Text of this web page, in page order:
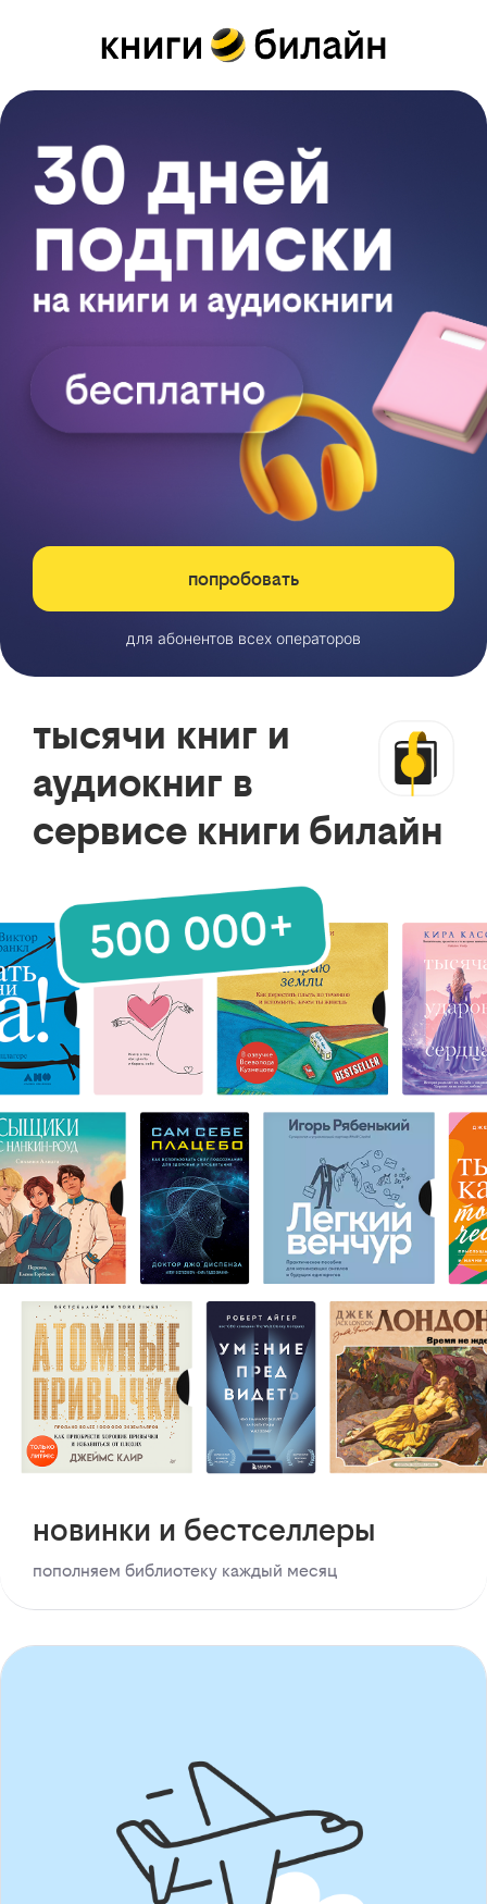
попробовать
для абонентов всех операторов
тысячи книг и
аудиокниг в
сервисе книги билайн
новинки и бестселлеры
пополняем библиотеку каждый месяц